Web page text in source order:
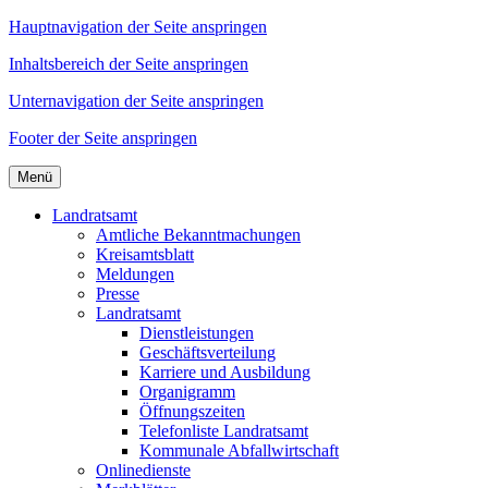
Hauptnavigation der Seite anspringen
Inhaltsbereich der Seite anspringen
Unternavigation der Seite anspringen
Footer der Seite anspringen
Menü
Landratsamt
Amtliche Bekanntmachungen
Kreisamtsblatt
Meldungen
Presse
Landratsamt
Dienstleistungen
Geschäftsverteilung
Karriere und Ausbildung
Organigramm
Öffnungszeiten
Telefonliste Landratsamt
Kommunale Abfallwirtschaft
Onlinedienste